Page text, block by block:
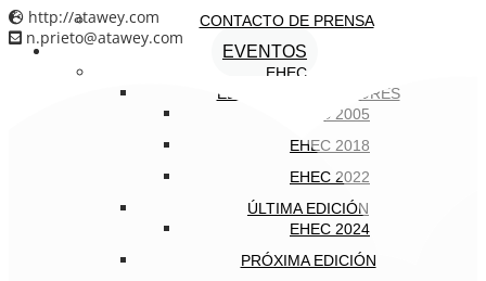
CONTACTO DE PRENSA
EVENTOS
EHEC
EDICIONES ANTERIORES
EHEC 2005
EHEC 2018
EHEC 2022
ÚLTIMA EDICIÓN
EHEC 2024
PRÓXIMA EDICIÓN
http://atawey.com
n.prieto@atawey.com